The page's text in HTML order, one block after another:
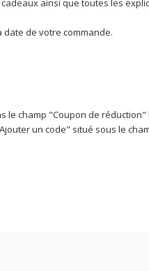
ainsi que toutes les
de votre commande.
le champ "Coupon de
un code" situé sous le